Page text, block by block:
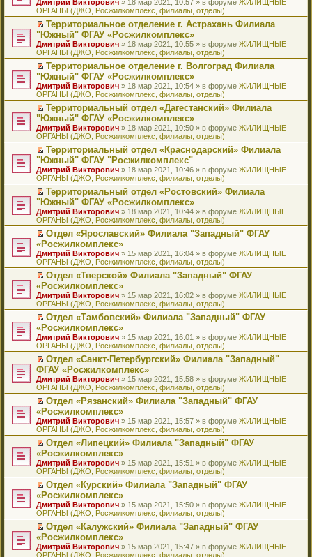
ю
б
щ
е
н
и
ю
м
у
с
о
о
б
щ
е
н
и
ю
т
а
н
н
о
м
у
с
о
о
б
щ
е
н
и
ю
п
р
о
ч
и
т
а
н
н
о
м
у
с
о
о
б
щ
е
н
и
ю
о
м
у
н
е
п
р
о
ч
и
т
а
н
н
о
м
у
с
о
о
б
щ
е
н
и
ю
к
п
е
р
в
о
м
у
н
е
п
р
о
ч
и
т
а
н
н
о
м
у
с
о
о
б
щ
е
н
ю
р
е
й
т
и
к
п
е
р
в
о
м
у
н
е
п
р
о
ч
и
т
а
н
н
о
м
у
с
о
б
щ
е
н
ю
Дмитрий Викторович » 18 мар 2021, 10:57 » в форуме ЖИЛИЩНЫЕ
ОРГАНЫ (ДЖО, Росжилкомплекс, филиалы, отделы)
П
е
р
е
й
т
и
к
п
е
р
в
о
м
у
н
е
п
р
о
ч
и
т
а
н
н
м
у
с
о
б
щ
е
н
ю
Территориальное отделение г. Астрахань Филиала
"Южный" ФГАУ «Росжилкомплекс»
Дмитрий Викторович » 18 мар 2021, 10:55 » в форуме ЖИЛИЩНЫЕ
ОРГАНЫ (ДЖО, Росжилкомплекс, филиалы, отделы)
П
е
р
е
й
т
и
к
п
е
р
в
о
м
у
н
е
п
р
о
ч
т
а
н
н
м
у
с
о
б
щ
е
н
и
ю
Территориальное отделение г. Волгоград Филиала
"Южный" ФГАУ «Росжилкомплекс»
Дмитрий Викторович » 18 мар 2021, 10:54 » в форуме ЖИЛИЩНЫЕ
ОРГАНЫ (ДЖО, Росжилкомплекс, филиалы, отделы)
П
е
р
е
й
т
и
к
п
е
р
в
о
м
у
н
п
р
о
ч
т
а
н
н
м
у
с
о
о
б
щ
е
н
ю
Территориальный отдел «Дагестанский» Филиала
"Южный" ФГАУ «Росжилкомплекс»
Дмитрий Викторович » 18 мар 2021, 10:50 » в форуме ЖИЛИЩНЫЕ
ОРГАНЫ (ДЖО, Росжилкомплекс, филиалы, отделы)
П
е
р
е
й
т
и
к
п
е
р
о
м
у
н
п
р
о
ч
т
а
н
н
о
м
у
с
о
б
щ
е
н
ю
Территориальный отдел «Краснодарский» Филиала
"Южный" ФГАУ "Росжилкомплекс"
Дмитрий Викторович » 18 мар 2021, 10:46 » в форуме ЖИЛИЩНЫЕ
ОРГАНЫ (ДЖО, Росжилкомплекс, филиалы, отделы)
П
е
р
е
й
т
к
п
е
р
о
м
у
н
п
р
о
ч
и
т
а
н
н
м
у
с
о
б
щ
е
н
ю
Территориальный отдел «Ростовский» Филиала
"Южный" ФГАУ «Росжилкомплекс»
Дмитрий Викторович » 18 мар 2021, 10:44 » в форуме ЖИЛИЩНЫЕ
ОРГАНЫ (ДЖО, Росжилкомплекс, филиалы, отделы)
П
р
е
й
т
к
п
е
р
о
м
у
н
е
п
р
о
ч
т
а
н
н
м
у
с
о
б
щ
е
н
ю
Отдел «Ярославский» Филиала "Западный" ФГАУ
«Росжилкомплекс»
Дмитрий Викторович » 15 мар 2021, 16:04 » в форуме ЖИЛИЩНЫЕ
ОРГАНЫ (ДЖО, Росжилкомплекс, филиалы, отделы)
П
р
е
й
т
к
п
е
р
в
о
м
у
н
п
р
о
ч
т
а
н
н
м
у
с
о
б
Отдел «Тверской» Филиала "Западный" ФГАУ
«Росжилкомплекс»
Дмитрий Викторович » 15 мар 2021, 16:02 » в форуме ЖИЛИЩНЫЕ
ОРГАНЫ (ДЖО, Росжилкомплекс, филиалы, отделы)
П
р
е
й
т
и
к
п
е
р
о
м
у
н
п
р
о
ч
т
а
н
н
м
Отдел «Тамбовский» Филиала "Западный" ФГАУ
«Росжилкомплекс»
Дмитрий Викторович » 15 мар 2021, 16:01 » в форуме ЖИЛИЩНЫЕ
ОРГАНЫ (ДЖО, Росжилкомплекс, филиалы, отделы)
П
е
р
е
й
т
к
п
е
р
о
м
у
н
п
р
о
ч
т
Отдел «Санкт-Петербургский» Филиала "Западный"
ФГАУ «Росжилкомплекс»
Дмитрий Викторович » 15 мар 2021, 15:58 » в форуме ЖИЛИЩНЫЕ
ОРГАНЫ (ДЖО, Росжилкомплекс, филиалы, отделы)
П
р
е
й
т
к
п
е
р
о
м
у
н
п
Отдел «Рязанский» Филиала "Западный" ФГАУ
«Росжилкомплекс»
Дмитрий Викторович » 15 мар 2021, 15:57 » в форуме ЖИЛИЩНЫЕ
ОРГАНЫ (ДЖО, Росжилкомплекс, филиалы, отделы)
П
р
е
й
т
к
п
е
р
о
Отдел «Липецкий» Филиала "Западный" ФГАУ
«Росжилкомплекс»
Дмитрий Викторович » 15 мар 2021, 15:51 » в форуме ЖИЛИЩНЫЕ
ОРГАНЫ (ДЖО, Росжилкомплекс, филиалы, отделы)
П
р
е
й
т
к
Отдел «Курский» Филиала "Западный" ФГАУ
«Росжилкомплекс»
Дмитрий Викторович » 15 мар 2021, 15:50 » в форуме ЖИЛИЩНЫЕ
ОРГАНЫ (ДЖО, Росжилкомплекс, филиалы, отделы)
П
р
Отдел «Калужский» Филиала "Западный" ФГАУ
«Росжилкомплекс»
Дмитрий Викторович » 15 мар 2021, 15:47 » в форуме ЖИЛИЩНЫЕ
ОРГАНЫ (ДЖО, Росжилкомплекс, филиалы, отделы)